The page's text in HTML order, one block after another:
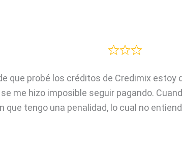
que probé los créditos de Credimix
me hizo imposible seguir pagando.
que tengo una penalidad, lo cual no